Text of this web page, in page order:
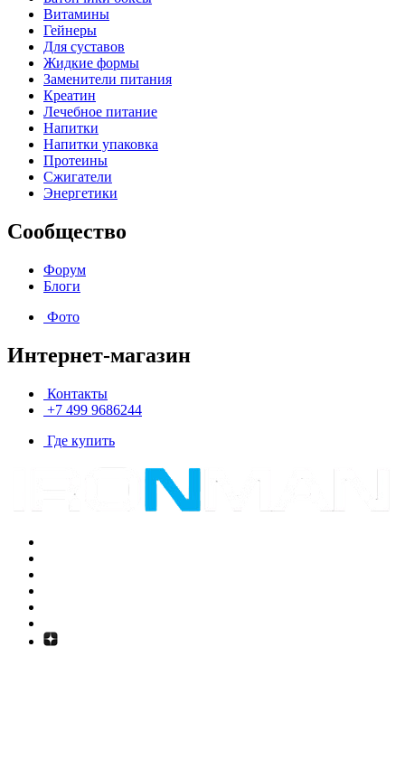
Витамины
Гейнеры
Для суставов
Жидкие формы
Заменители питания
Креатин
Лечебное питание
Напитки
Напитки упаковка
Протеины
Сжигатели
Энергетики
Сообщество
Форум
Блоги
Фото
Интернет-магазин
Контакты
+7 499 9686244
Где купить